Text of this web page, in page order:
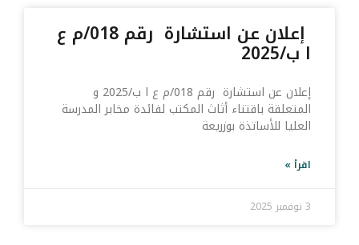
إعلان عن استشارة رقم 018/م ع
ا ب/2025
إعلان عن استشارة رقم 018/م ع ا ب/2025 و
المتعلقة باقتناء أثاث المكتب لفائدة مخابر المدرسة
العليا للأساتذة بوزريعة
اقرأ »
3 نوفمبر 2025